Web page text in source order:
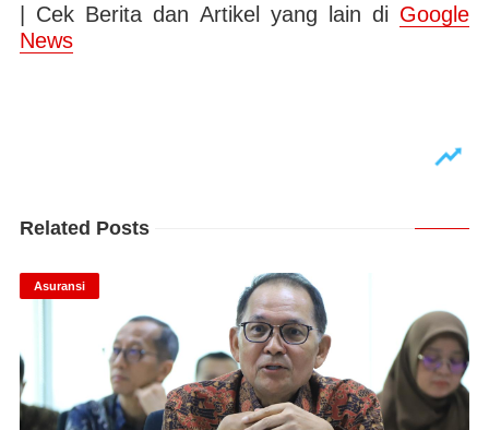
| Cek Berita dan Artikel yang lain di Google
News
Related Posts
Asuransi